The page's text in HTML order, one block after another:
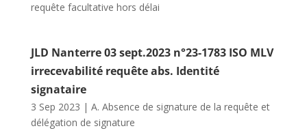
requête facultative hors délai
JLD Nanterre 03 sept.2023 n°23-1783 ISO MLV
irrecevabilité requête abs. Identité
signataire
3 Sep 2023 | A. Absence de signature de la requête et
délégation de signature